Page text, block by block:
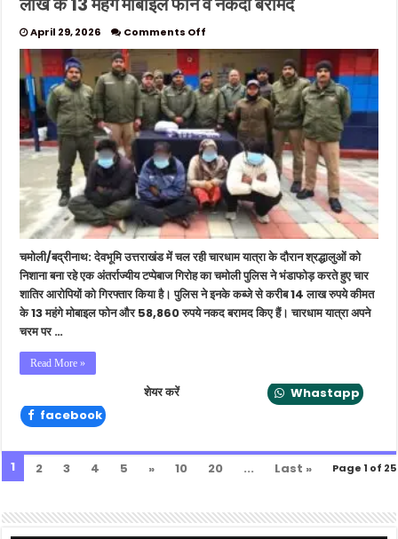
April 29, 2026 Comments Off
उत्तराखंड:
पुलिस
को
बड़ी
कामयाबी,
केदारनाथ
से
चोरी
14
लाख
के
13
महंगे
मोबाइल
फोन
व
नकदी
बरामद
चमोली/बद्रीनाथ: देवभूमि उत्तराखंड में चल रही चारधाम यात्रा के दौरान श्रद्धालुओं को
निशाना बना रहे एक अंतर्राज्यीय टप्पेबाज गिरोह का चमोली पुलिस ने भंडाफोड़ करते हुए चार
शातिर आरोपियों को गिरफ्तार किया है। पुलिस ने इनके कब्जे से करीब 14 लाख रुपये कीमत
के 13 महंगे मोबाइल फोन और 58,860 रुपये नकद बरामद किए हैं। चारधाम यात्रा अपने
चरम पर …
Read More »
शेयर करें
Whastapp
facebook
Page 1 of 25
1 2 3 4 5 » 10 20 ... Last »